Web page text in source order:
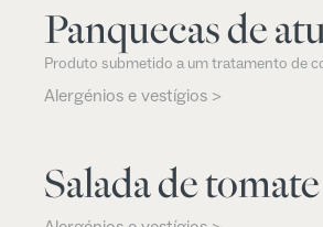
Panquecas de
Produto submetido a um tratamento de
Alergénios e vestígios >
Salada de